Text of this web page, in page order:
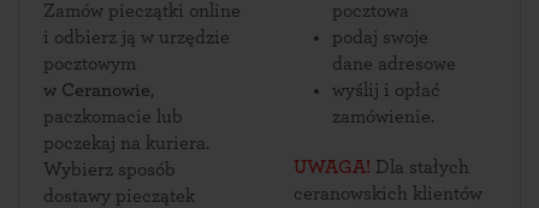
Zamów pieczątki online
i odbierz ją w urzędzie
pocztowym
w Ceranowie,
paczkomacie lub
poczekaj na kuriera.
Wybierz sposób
dostawy pieczątek
pocztowa
podaj swoje
dane adresowe
wyślij i opłać
zamówienie.
UWAGA! Dla stałych
ceranowskich klientów